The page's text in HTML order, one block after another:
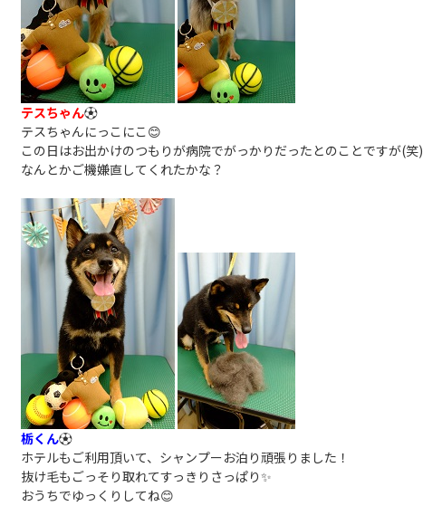
テスちゃん⚽
テスちゃんにっこにこ😊
この日はお出かけのつもりが病院でがっかりだったとのことですが(笑)
なんとかご機嫌直してくれたかな？
栃くん⚽
ホテルもご利用頂いて、シャンプーお泊り頑張りました！
抜け毛もごっそり取れてすっきりさっぱり✨
おうちでゆっくりしてね😊